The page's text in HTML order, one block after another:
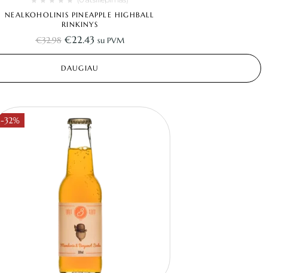
NEALKOHOLINIS PINEAPPLE HIGHBALL
RINKINYS
€32.98 €22.43 su PVM
DAUGIAU
-32%